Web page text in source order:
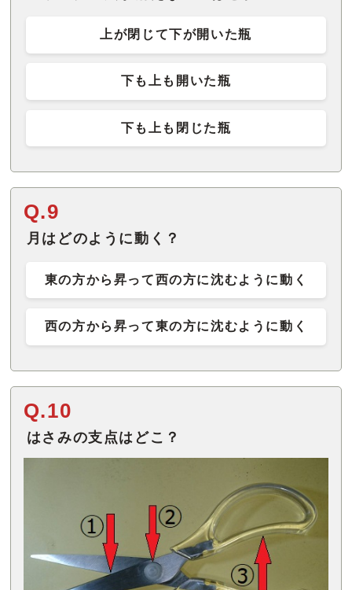
上が閉じて下が開いた瓶
下も上も開いた瓶
下も上も閉じた瓶
Q.9
月はどのように動く？
東の方から昇って西の方に沈むように動く
西の方から昇って東の方に沈むように動く
Q.10
はさみの支点はどこ？